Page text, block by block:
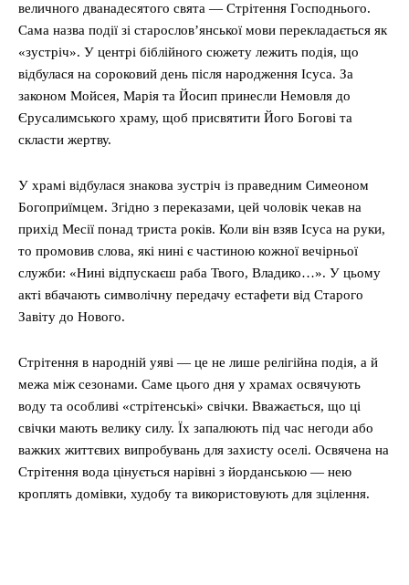
величного дванадесятого свята — Стрітення Господнього.
Сама назва події зі старослов’янської мови перекладається як
«зустріч». У центрі біблійного сюжету лежить подія, що
відбулася на сороковий день після народження Ісуса. За
законом Мойсея, Марія та Йосип принесли Немовля до
Єрусалимського храму, щоб присвятити Його Богові та
скласти жертву.
У храмі відбулася знакова зустріч із праведним Симеоном
Богоприїмцем. Згідно з переказами, цей чоловік чекав на
прихід Месії понад триста років. Коли він взяв Ісуса на руки,
то промовив слова, які нині є частиною кожної вечірньої
служби: «Нині відпускаєш раба Твого, Владико…». У цьому
акті вбачають символічну передачу естафети від Старого
Завіту до Нового.
Стрітення в народній уяві — це не лише релігійна подія, а й
межа між сезонами. Саме цього дня у храмах освячують
воду та особливі «стрітенські» свічки. Вважається, що ці
свічки мають велику силу. Їх запалюють під час негоди або
важких життєвих випробувань для захисту оселі. Освячена на
Стрітення вода цінується нарівні з йорданською — нею
кроплять домівки, худобу та використовують для зцілення.